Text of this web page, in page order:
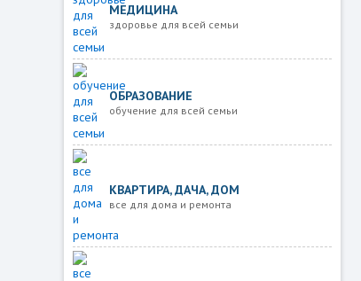
МЕДИЦИНА
здоровье для всей семьи
ОБРАЗОВАНИЕ
обучение для всей семьи
КВАРТИРА, ДАЧА, ДОМ
все для дома и ремонта